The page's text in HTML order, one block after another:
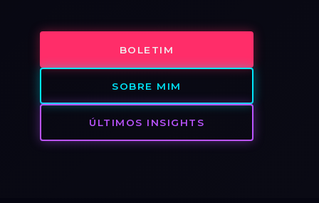
BOLETIM
SOBRE MIM
ÚLTIMOS INSIGHTS